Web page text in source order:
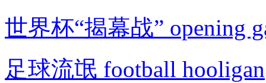
世界杯“揭幕战” opening
足球流氓 football hooligan